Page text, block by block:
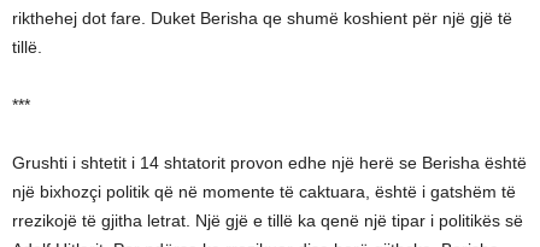
rikthehej dot fare. Duket Berisha qe shumë koshient për një gjë të
tillë.
***
Grushti i shtetit i 14 shtatorit provon edhe një herë se Berisha është
një bixhozçi politik që në momente të caktuara, është i gatshëm të
rrezikojë të gjitha letrat. Një gjë e tillë ka qenë një tipar i politikës së